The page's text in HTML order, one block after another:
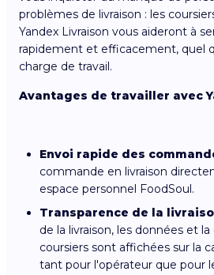
problèmes de livraison : les
Yandex Livraison vous aideront à
rapidement et efficacement, quel
charge de travail.
Avantages de travailler avec
Envoi rapide des
commande en livraison
espace personnel FoodSoul.
Transparence de la
de la livraison, les données et
coursiers sont affichées sur la
tant pour l'opérateur que pour